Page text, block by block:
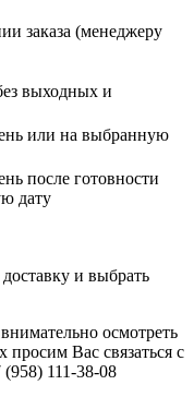
заказа (менеджеру
выходных и
или на выбранную
после готовности
дату
и выбрать
осмотреть
Вас связаться с
111-38-08